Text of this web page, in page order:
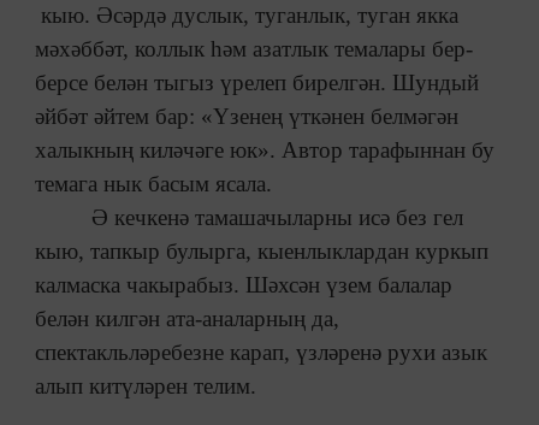
кыю. Әсәрдә дуслык, туганлык, туган якка
мәхәббәт, коллык һәм азатлык темалары бер-
берсе белән тыгыз үрелеп бирелгән. Шундый
әйбәт әйтем бар: «Үзенең үткәнен белмәгән
халыкның киләчәге юк». Автор тарафыннан бу
темага нык басым ясала.
Ә кечкенә тамашачыларны исә без гел
кыю, тапкыр булырга, кыенлыклардан куркып
калмаска чакырабыз. Шәхсән үзем балалар
белән килгән ата-аналарның да,
спектакльләребезне карап, үзләренә рухи азык
алып китүләрен телим.